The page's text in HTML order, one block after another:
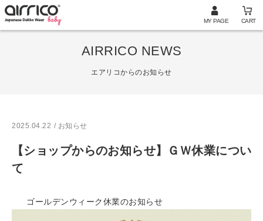
MY PAGE CART
AIRRICO NEWS
エアリコからのお知らせ
2025.04.22 / お知らせ
【ショップからのお知らせ】ＧＷ休業につい
て
ゴールデンウィーク休業のお知らせ